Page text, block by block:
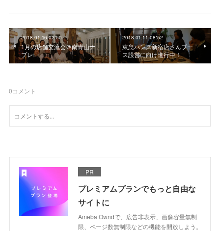
2018.01.16 02:50
1月の店舗交流会＠南青山ナ
プレ
2018.01.11 08:52
東急ハンズ新宿店さんブー
ス設営に向け進行中！
0コメント
PR
プレミアムプランでもっと自由な
サイトに
Ameba Owndで、広告非表示、画像容量無制
限、ページ数無制限などの機能を開放しよう。